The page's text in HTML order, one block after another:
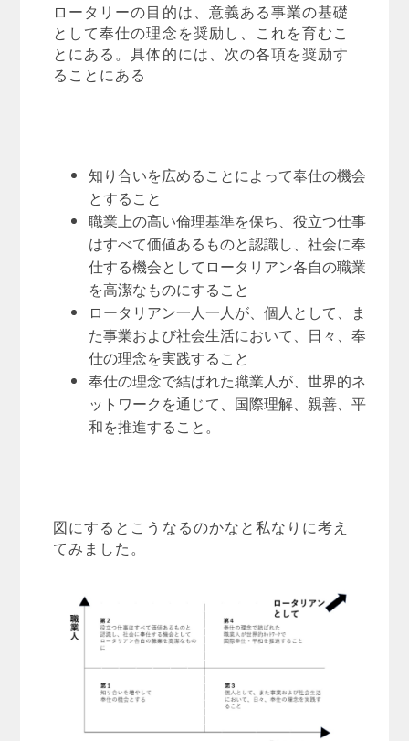
ロータリーの目的は、意義ある事業の基礎
として奉仕の理念を奨励し、これを育むこ
とにある。具体的には、次の各項を奨励す
ることにある
知り合いを広めることによって奉仕の機会
とすること
職業上の高い倫理基準を保ち、役立つ仕事
はすべて価値あるものと認識し、社会に奉
仕する機会としてロータリアン各自の職業
を高潔なものにすること
ロータリアン一人一人が、個人として、ま
た事業および社会生活において、日々、奉
仕の理念を実践すること
奉仕の理念で結ばれた職業人が、世界的ネ
ットワークを通じて、国際理解、親善、平
和を推進すること。
図にするとこうなるのかなと私なりに考え
てみました。